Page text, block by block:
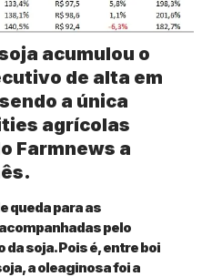
acumulou o
de alta em
a única
agrícolas
Farmnews a
queda para as
pelo
soja. Pois é, entre boi
a oleaginosa foi a